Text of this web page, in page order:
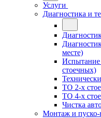
Услуги
Диагностика и
месте)
Испытание
стоечных)
ТО 2-х
ТО 4-х
Чистка
Монтаж и пуско-